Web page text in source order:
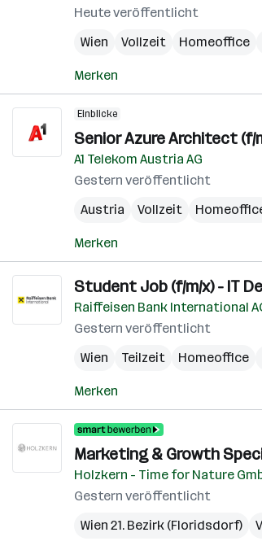
Heute veröffentlicht
Wien
Vollzeit Homeoffice
Merken
Einblicke
Senior Azure Architect (f/
A1 Telekom Austria AG
Gestern veröffentlicht
Austria
Vollzeit
Merken
Student Job (f/m/x) - IT
Raiffeisen Bank International
Gestern veröffentlicht
Wien
Teilzeit Homeoffice
Merken
Marketing & Growth
Holzkern - Time for Nature
Gestern veröffentlicht
Wien 21. Bezirk (Floridsdorf)